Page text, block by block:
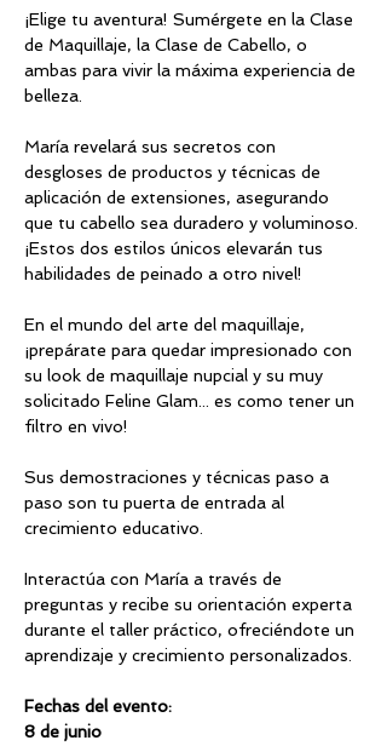
¡Elige tu aventura! Sumérgete en la Clase
de Maquillaje, la Clase de Cabello, o
ambas para vivir la máxima experiencia de
belleza.
María revelará sus secretos con
desgloses de productos y técnicas de
aplicación de extensiones, asegurando
que tu cabello sea duradero y voluminoso.
¡Estos dos estilos únicos elevarán tus
habilidades de peinado a otro nivel!
En el mundo del arte del maquillaje,
¡prepárate para quedar impresionado con
su look de maquillaje nupcial y su muy
solicitado Feline Glam... es como tener un
filtro en vivo!
Sus demostraciones y técnicas paso a
paso son tu puerta de entrada al
crecimiento educativo.
Interactúa con María a través de
preguntas y recibe su orientación experta
durante el taller práctico, ofreciéndote un
aprendizaje y crecimiento personalizados.
Fechas del evento:
8 de junio